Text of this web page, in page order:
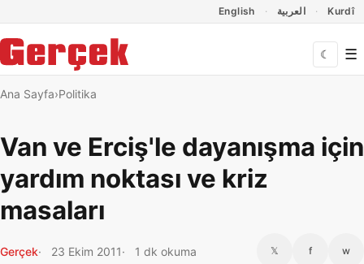
English العربية Kurdî
☾ ☰
Ana Sayfa Politika
Van ve Erciş'le dayanışma için
yardım noktası ve kriz
masaları
Gerçek 23 Ekim 2011 1 dk okuma 𝕏 f w